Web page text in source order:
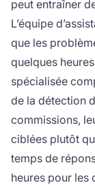
peut entraîner
L’équipe
que les
quelques
spécialisée
de la détection
commissions,
ciblées plutôt
temps de
heures pour les